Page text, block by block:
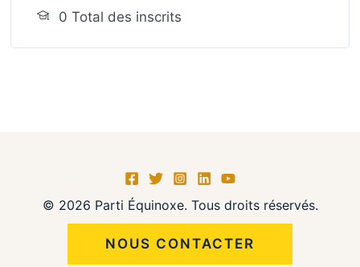
0 Total des inscrits
© 2026 Parti Équinoxe. Tous droits réservés.
NOUS CONTACTER